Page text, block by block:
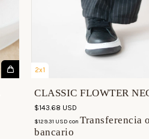
2x1
CLASSIC FLOWTER
$143.68 USD
$129.31 USD con Transferencia
bancario